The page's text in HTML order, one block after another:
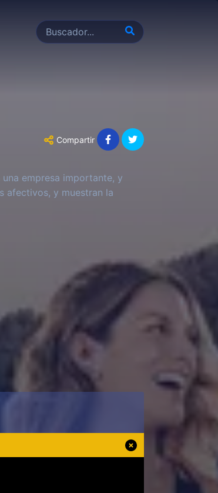
Compartir
empresa importante, y
afectivos, y muestran la